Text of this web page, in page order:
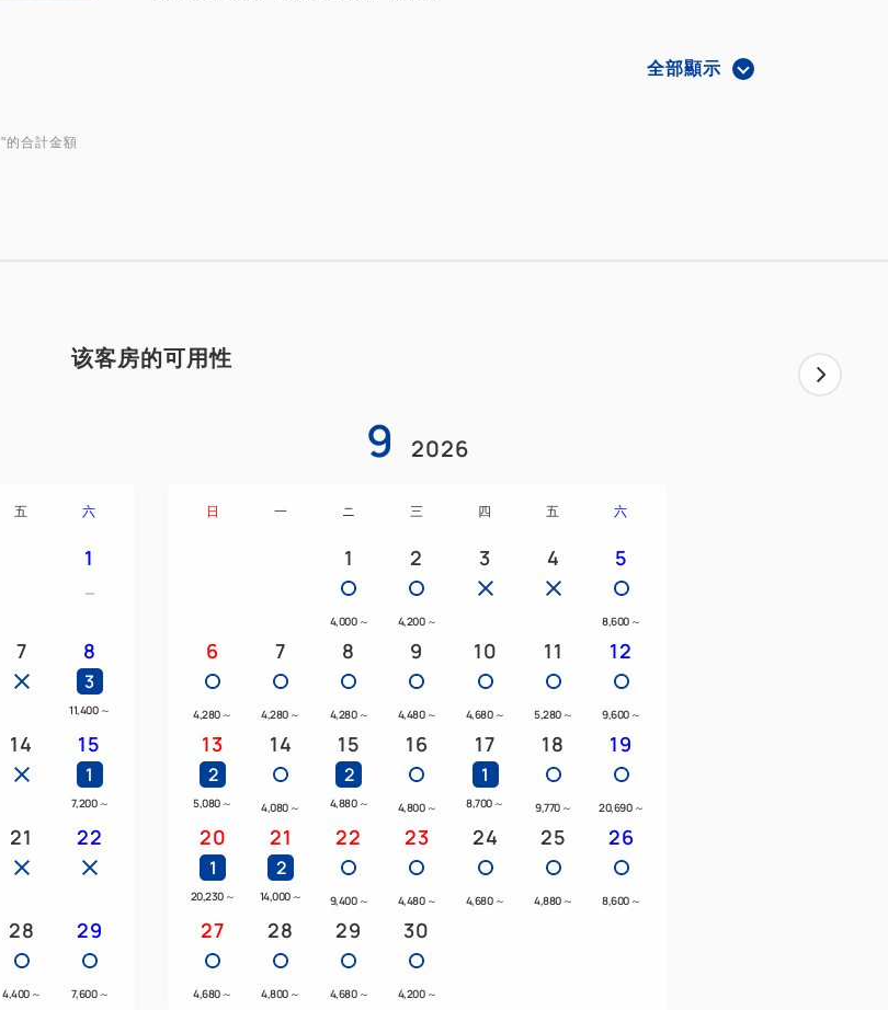
* 沖洗功能的馬桶
* 消毒/除臭噴霧
* 獨立浴室和衛生間
【入住人數】2位成人+2位兒童（同床）
■關於兒童同床（小學及以下年齡層）
小學及以下年齡層的兒童可免費與成人同床。
（如果每個孩子需要一套床上用品，請以一位成人的價格預訂。）
全部顯示
"的合計金額
该客房的可用性
五 六
1
7 8
3
11,400 ～
14 15
1
7,200 ～
21 22
28
4,400 ～
29
7,600 ～
9 2026
日 一 ニ 三 四 五 六
1
4,000 ～
2
4,200 ～
3 4 5
8,600 ～
6
4,280 ～
7
4,280 ～
8
4,280 ～
9
4,480 ～
10
4,680 ～
11
5,280 ～
12
9,600 ～
13
2
5,080 ～
14
4,080 ～
15
2
4,880 ～
16
4,800 ～
17
1
8,700 ～
18
9,770 ～
19
20,690 ～
20
1
20,230 ～
21
2
14,000 ～
22
9,400 ～
23
4,480 ～
24
4,680 ～
25
4,880 ～
26
8,600 ～
27
4,680 ～
28
4,800 ～
29
4,680 ～
30
4,200 ～